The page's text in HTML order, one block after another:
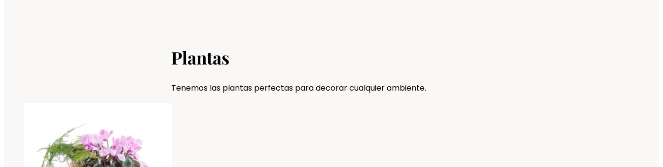
Plantas
Tenemos las plantas perfectas para decorar cualquier ambiente.